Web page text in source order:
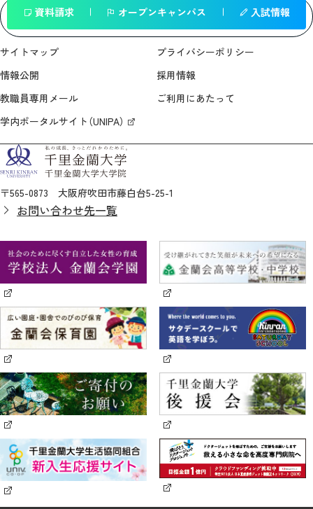
一覧へ戻る
資料請求 オープンキャンパス 入試情報
サイトマップ
プライバシーポリシー
情報公開
採用情報
教職員専用メール
ご利用にあたって
学内ポータルサイト（UNIPA）
〒565-0873 大阪府吹田市藤白台5-25-1
お問い合わせ先一覧